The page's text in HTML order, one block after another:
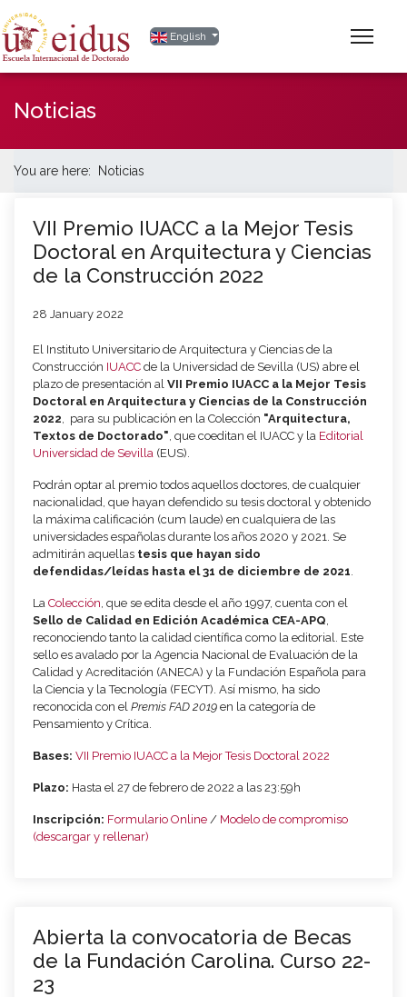
Select your language
English
Noticias
You are here: Noticias
VII Premio IUACC a la Mejor Tesis
Doctoral en Arquitectura y Ciencias
de la Construcción 2022
28 January 2022
El Instituto Universitario de Arquitectura y Ciencias de la
Construcción IUACC de la Universidad de Sevilla (US) abre el
plazo de presentación al VII Premio IUACC a la Mejor Tesis
Doctoral en Arquitectura y Ciencias de la Construcción
2022, para su publicación en la Colección "Arquitectura,
Textos de Doctorado", que coeditan el IUACC y la Editorial
Universidad de Sevilla (EUS).
Podrán optar al premio todos aquellos doctores, de cualquier
nacionalidad, que hayan defendido su tesis doctoral y obtenido
la máxima calificación (cum laude) en cualquiera de las
universidades españolas durante los años 2020 y 2021. Se
admitirán aquellas tesis que hayan sido
defendidas/leídas hasta el 31 de diciembre de 2021.
La Colección, que se edita desde el año 1997, cuenta con el
Sello de Calidad en Edición Académica CEA-APQ,
reconociendo tanto la calidad científica como la editorial. Este
sello es avalado por la Agencia Nacional de Evaluación de la
Calidad y Acreditación (ANECA) y la Fundación Española para
la Ciencia y la Tecnología (FECYT). Así mismo, ha sido
reconocida con el Premis FAD 2019 en la categoría de
Pensamiento y Crítica.
Bases: VII Premio IUACC a la Mejor Tesis Doctoral 2022
Plazo: Hasta el 27 de febrero de 2022 a las 23:59h
Inscripción: Formulario Online / Modelo de compromiso
(descargar y rellenar)
Abierta la convocatoria de Becas
de la Fundación Carolina. Curso 22-
23